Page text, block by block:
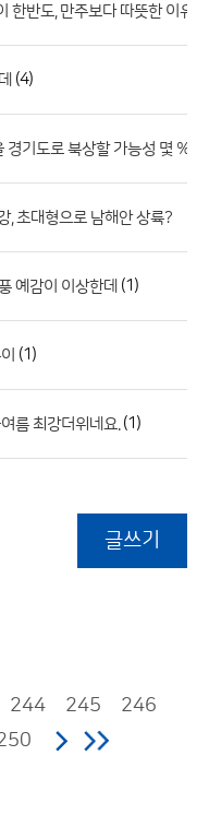
한반도, 만주보다 따뜻한 이유
(4)
경기도로 북상할 가능성 몇 %
, 초대형으로 남해안 상륙?
예감이 이상한데 (1)
(1)
름 최강더위네요. (1)
글쓰기
244 245
246